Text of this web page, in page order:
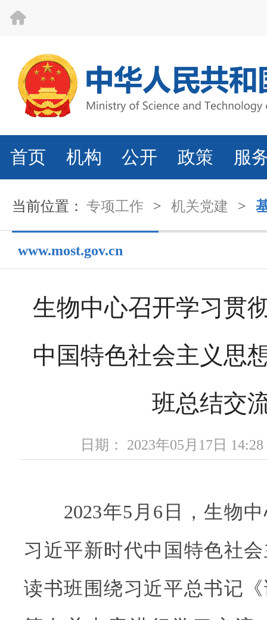
首页 机构 公开 政策 服
当前位置： 专项工作 > 机关党建 >
www.most.gov.cn
生物中心召开学习贯
中国特色社会主义思
班总结交
日期： 2023年05月17日
2023年5月6日，生物中
习近平新时代中国特色社
读书班围绕习近平总书记